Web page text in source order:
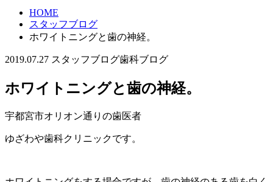
HOME
スタッフブログ
ホワイトニングと歯の神経。
2019.07.27 スタッフブログ歯科ブログ
ホワイトニングと歯の神経。
宇都宮市オリオン通りの歯医者
ゆざわや歯科クリニックです。